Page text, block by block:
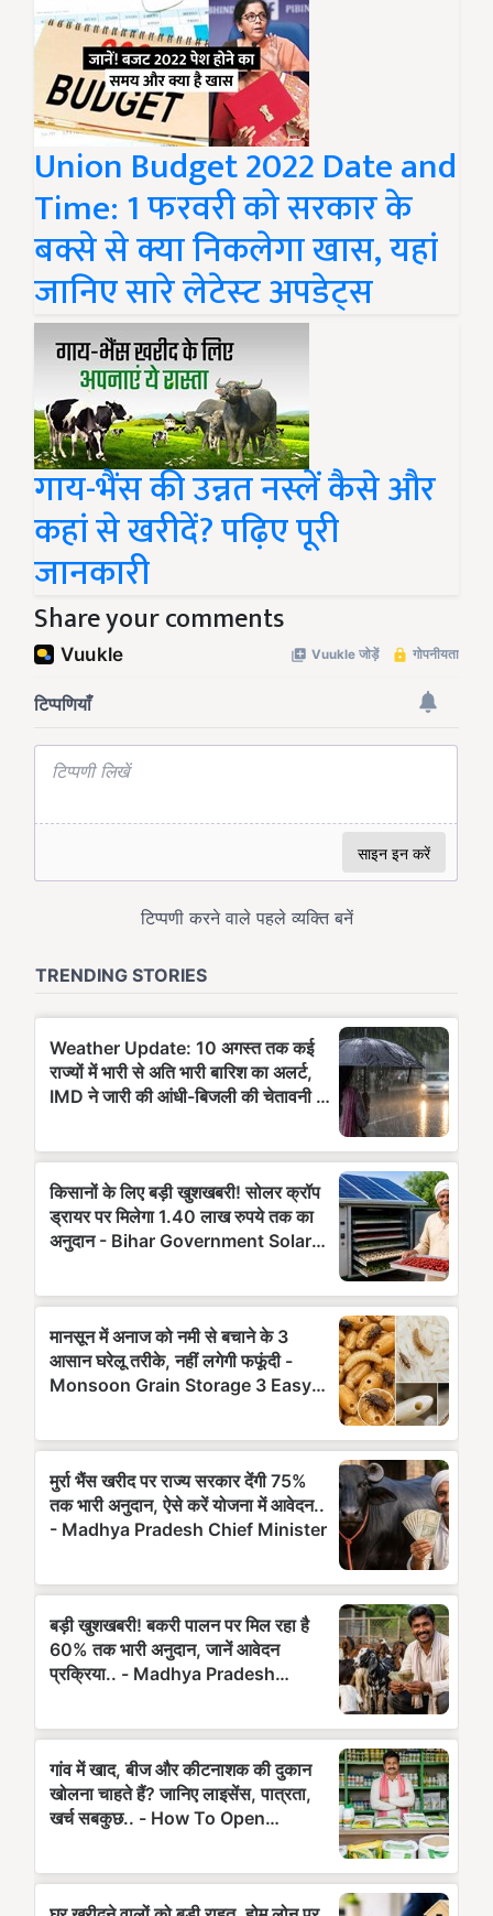
Union Budget 2022 Date and
Time: 1 फरवरी को सरकार के
बक्से से क्या निकलेगा खास, यहां
जानिए सारे लेटेस्‍ट अपडेट्स
गाय-भैंस की उन्नत नस्लें कैसे और
कहां से खरीदें? पढ़िए पूरी
जानकारी
Share your comments